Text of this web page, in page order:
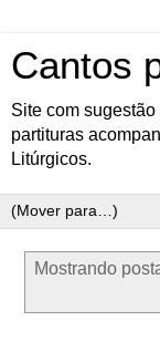
Cantos
Site com
partituras
Litúrgicos.
Mostrando